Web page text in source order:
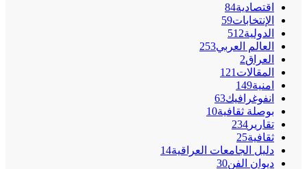
اقتصادية84
الإنتخابات59
الدولية512
العالم العربي253
العراق2
المقالات 121
امنية149
انفوغرافيك63
بوصلة ثقافية10
تقارير 234
ثقافية25
دليل الجامعات العراقية14
ديوان الفن30